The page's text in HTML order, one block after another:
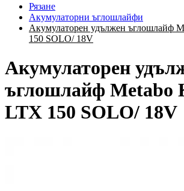
Рязане
Акумулаторни ъглошлайфи
Акумулаторен удължен ъглошлайф
150 SOLO/ 18V
Акумулаторен
ъглошлайф Metabo
LTX 150 SOLO/ 18V